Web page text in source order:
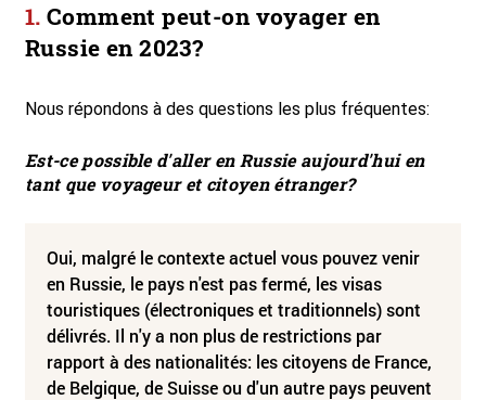
Comment peut-on voyager en
Russie en 2023?
Nous répondons à des questions les plus fréquentes:
Est-ce possible d'aller en Russie aujourd'hui en
tant que voyageur et citoyen étranger?
Oui, malgré le contexte actuel vous pouvez venir
en Russie, le pays n'est pas fermé, les visas
touristiques (électroniques et traditionnels) sont
délivrés. Il n'y a non plus de restrictions par
rapport à des nationalités: les citoyens de France,
de Belgique, de Suisse ou d'un autre pays peuvent